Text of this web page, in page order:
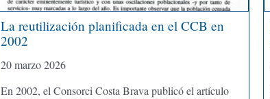
La reutilización planificada en el CCB en
2002
20 marzo 2026
En 2002, el Consorci Costa Brava publicó el artículo